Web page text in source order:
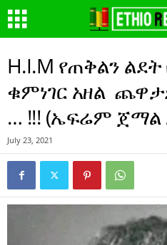
H.I.M የጠቅልን
ቁምነገር አዘል
… !!! (ኤፍሬም ጀማል
July 23, 2021